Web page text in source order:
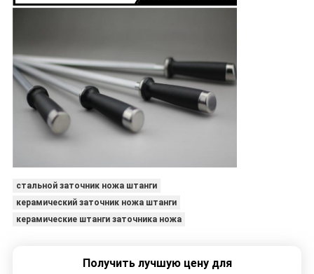
стальной заточник ножа штанги
керамический заточник ножа штанги
керамические штанги заточника ножа
Получить лучшую цену для